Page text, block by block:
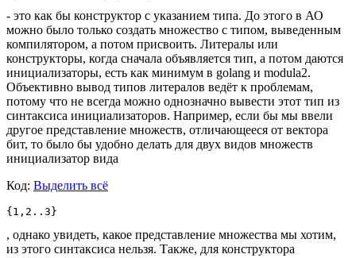
- это как бы конструктор с указанием типа. До этого в АО
можно было только создать множество с типом, выведенным
компилятором, а потом присвоить. Литералы или
конструкторы, когда сначала объявляется тип, а потом даются
инициализаторы, есть как минимум в golang и modula2.
Объективно вывод типов литералов ведёт к проблемам,
потому что не всегда можно однозначно вывести этот тип из
синтаксиса инициализаторов. Например, если бы мы ввели
другое представление множеств, отличающееся от вектора
бит, то было бы удобно делать для двух видов множеств
инициализатор вида
Код: Выделить всё
{1,2..3}
, однако увидеть, какое представление множества мы хотим,
из этого синтаксиса нельзя. Также, для конструктора